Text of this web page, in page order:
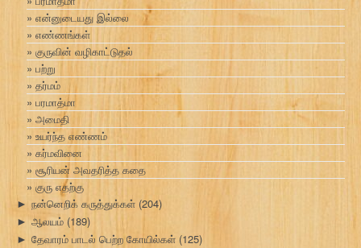
என்னுடையது இல்லை
எண்ணங்கள்
குருவின் வழிகாட்டுதல்
பற்று
தர்மம்
பரமாத்மா
அமைதி
உயர்ந்த எண்ணம்
கர்மவினை
சூரியன் அவதரித்த கதை
குரு எதற்கு
► நன்னெறிக் கருத்துக்கள் (204)
► ஆலயம் (189)
► தேவாரம் பாடல் பெற்ற கோயில்கள் (125)